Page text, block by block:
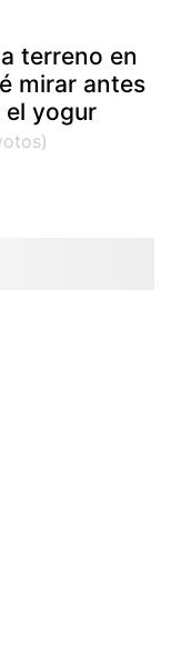
terreno en
mirar antes
el yogur